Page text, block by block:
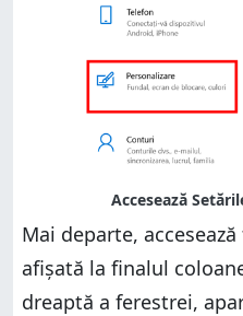
Mai departe, accesează
afișată la finalul
dreaptă a ferestrei,